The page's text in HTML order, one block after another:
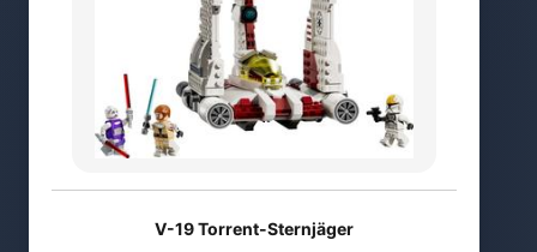
V-19 Torrent-Sternjäger